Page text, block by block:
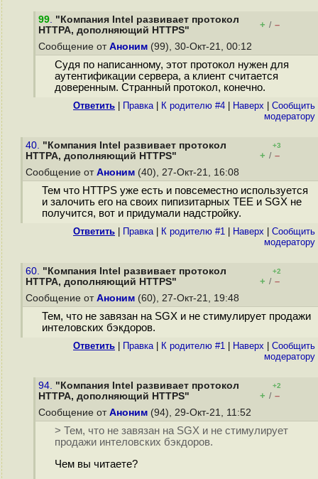
99. "Компания Intel развивает протокол
HTTPA, дополняющий HTTPS"
+ / –
Сообщение от Аноним (99), 30-Окт-21, 00:12
Судя по написанному, этот протокол нужен для
аутентификации сервера, а клиент считается
доверенным. Странный протокол, конечно.
Ответить Правка| К родителю #4 Наверх
Cообщить
модератору
40. "Компания Intel развивает протокол
HTTPA, дополняющий HTTPS"
+3
+ / –
Сообщение от Аноним (40), 27-Окт-21, 16:08
Тем что HTTPS уже есть и повсеместно используется
и залочить его на своих пипизитарных TEE и SGX не
получится, вот и придумали надстройку.
Ответить Правка| К родителю #1 Наверх
Cообщить
модератору
60. "Компания Intel развивает протокол
HTTPA, дополняющий HTTPS"
+2
+ / –
Сообщение от Аноним (60), 27-Окт-21, 19:48
Тем, что не завязан на SGX и не стимулирует продажи
интеловских бэкдоров.
Ответить Правка| К родителю #1 Наверх
Cообщить
модератору
94. "Компания Intel развивает протокол
HTTPA, дополняющий HTTPS"
+2
+ / –
Сообщение от Аноним (94), 29-Окт-21, 11:52
> Тем, что не завязан на SGX и не стимулирует
продажи интеловских бэкдоров.
Чем вы читаете?